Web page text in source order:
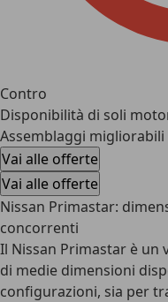
Contro
Disponibilità di soli
Assemblaggi migliorabili
Vai alle offerte
Vai alle offerte
Nissan Primastar:
concorrenti
Il Nissan Primastar è un
di medie dimensioni
configurazioni, sia per